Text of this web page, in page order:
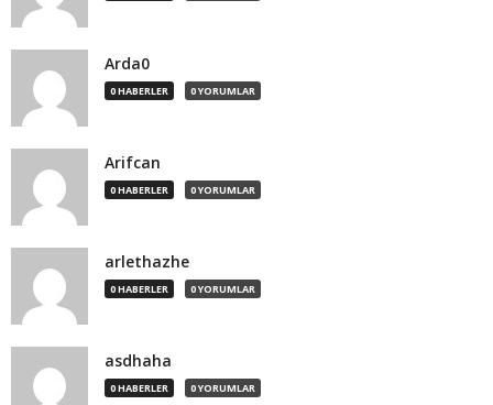
Arda0
0 HABERLER 0 YORUMLAR
Arifcan
0 HABERLER 0 YORUMLAR
arlethazhe
0 HABERLER 0 YORUMLAR
asdhaha
0 HABERLER 0 YORUMLAR